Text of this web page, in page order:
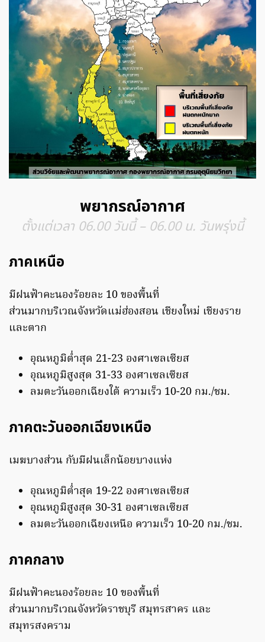
พยากรณ์อากาศ
ตั้งแต่เวลา 06.00 วันนี้ – 06.00 น. วันพรุ่งนี้
ภาคเหนือ
มีฝนฟ้าคะนองร้อยละ 10 ของพื้นที่
ส่วนมากบริเวณจังหวัดแม่ฮ่องสอน เชียงใหม่ เชียงราย
และตาก
อุณหภูมิต่ำสุด 21-23 องศาเซลเซียส
อุณหภูมิสูงสุด 31-33 องศาเซลเซียส
ลมตะวันออกเฉียงใต้ ความเร็ว 10-20 กม./ชม.
ภาคตะวันออกเฉียงเหนือ
เมฆบางส่วน กับมีฝนเล็กน้อยบางแห่ง
อุณหภูมิต่ำสุด 19-22 องศาเซลเซียส
อุณหภูมิสูงสุด 30-31 องศาเซลเซียส
ลมตะวันออกเฉียงเหนือ ความเร็ว 10-20 กม./ชม.
ภาคกลาง
มีฝนฟ้าคะนองร้อยละ 10 ของพื้นที่
ส่วนมากบริเวณจังหวัดราชบุรี สมุทรสาคร และ
สมุทรสงคราม